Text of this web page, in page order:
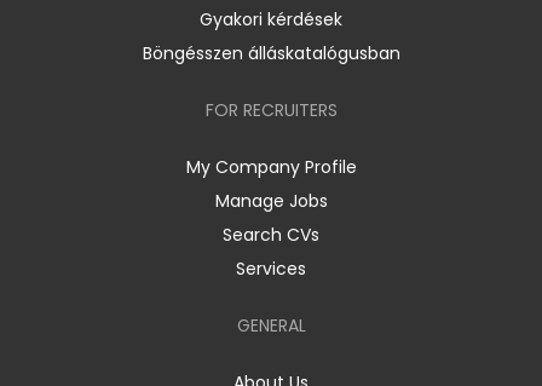
Gyakori kérdések
Böngésszen álláskatalógusban
FOR RECRUITERS
My Company Profile
Manage Jobs
Search CVs
Services
GENERAL